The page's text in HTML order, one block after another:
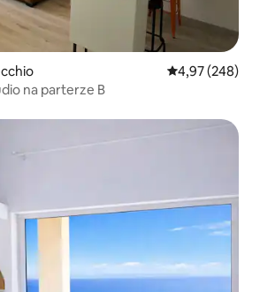
Średnia
4,97 (248)
na parterze B